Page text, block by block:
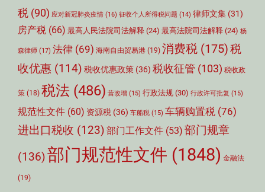
税 (90) 应对新冠肺炎疫情 (16) 征收个人所得税问题 (14) 律师文集 (31)
房产税 (66) 最高人民法院司法解释 (24) 最高法院司法解释 (24) 杨
森律师 (17) 法律 (69) 海南自由贸易港 (19) 消费税 (175)税
收优惠 (114) 税收优惠政策 (36) 税收征管 (103) 税收政
策 (18) 税法 (486) 营改增 (15) 行政法规 (30) 行政许可批复 (15)
规范性文件 (60) 资源税 (36) 车船税 (15) 车辆购置税 (76)
进出口税收 (123) 部门工作文件 (53) 部门规章
(136)部门规范性文件 (1848) 金融法
(19)